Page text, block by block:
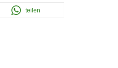
teilen